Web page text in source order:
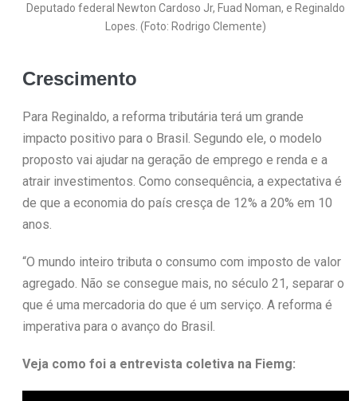
Deputado federal Newton Cardoso Jr, Fuad Noman, e Reginaldo
Lopes. (Foto: Rodrigo Clemente)
Crescimento
Para Reginaldo, a reforma tributária terá um grande
impacto positivo para o Brasil. Segundo ele, o modelo
proposto vai ajudar na geração de emprego e renda e a
atrair investimentos. Como consequência, a expectativa é
de que a economia do país cresça de 12% a 20% em 10
anos.
“O mundo inteiro tributa o consumo com imposto de valor
agregado. Não se consegue mais, no século 21, separar o
que é uma mercadoria do que é um serviço. A reforma é
imperativa para o avanço do Brasil.
Veja como foi a entrevista coletiva na Fiemg: